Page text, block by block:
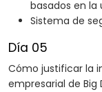
basados en la
Sistema de
Día 05
Cómo justificar la
empresarial de